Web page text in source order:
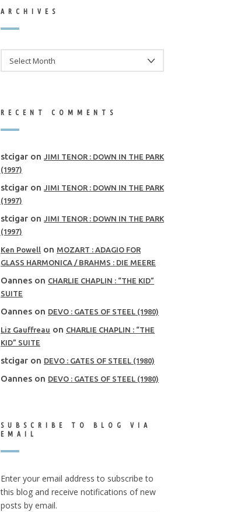
ARCHIVES
RECENT COMMENTS
stcigar on
JIMI TENOR : DOWN IN THE PARK
(1997)
stcigar on
JIMI TENOR : DOWN IN THE PARK
(1997)
stcigar on
JIMI TENOR : DOWN IN THE PARK
(1997)
Ken Powell on MOZART : ADAGIO FOR
GLASS HARMONICA / BRAHMS : DIE MEERE
Oannes on CHARLIE CHAPLIN : “THE KID”
SUITE
Oannes on DEVO : GATES OF STEEL (1980)
Liz Gauffreau on CHARLIE CHAPLIN : “THE
KID” SUITE
stcigar on DEVO : GATES OF STEEL (1980)
Oannes on DEVO : GATES OF STEEL (1980)
SUBSCRIBE TO BLOG VIA
EMAIL
Enter your email address to subscribe to
this blog and receive notifications of new
posts by email.